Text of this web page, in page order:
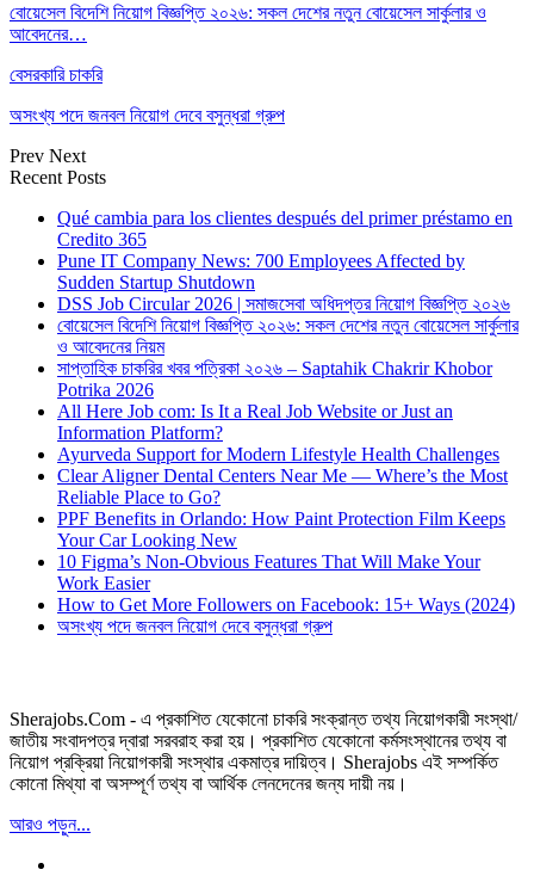
বোয়েসেল বিদেশি নিয়োগ বিজ্ঞপ্তি ২০২৬: সকল দেশের নতুন বোয়েসেল সার্কুলার ও
আবেদনের…
বেসরকারি চাকরি
অসংখ্য পদে জনবল নিয়োগ দেবে বসুন্ধরা গ্রুপ
Prev Next
Recent Posts
Qué cambia para los clientes después del primer préstamo en
Credito 365
Pune IT Company News: 700 Employees Affected by
Sudden Startup Shutdown
DSS Job Circular 2026 | সমাজসেবা অধিদপ্তর নিয়োগ বিজ্ঞপ্তি ২০২৬
বোয়েসেল বিদেশি নিয়োগ বিজ্ঞপ্তি ২০২৬: সকল দেশের নতুন বোয়েসেল সার্কুলার
ও আবেদনের নিয়ম
সাপ্তাহিক চাকরির খবর পত্রিকা ২০২৬ – Saptahik Chakrir Khobor
Potrika 2026
All Here Job com: Is It a Real Job Website or Just an
Information Platform?
Ayurveda Support for Modern Lifestyle Health Challenges
Clear Aligner Dental Centers Near Me — Where’s the Most
Reliable Place to Go?
PPF Benefits in Orlando: How Paint Protection Film Keeps
Your Car Looking New
10 Figma’s Non-Obvious Features That Will Make Your
Work Easier
How to Get More Followers on Facebook: 15+ Ways (2024)
অসংখ্য পদে জনবল নিয়োগ দেবে বসুন্ধরা গ্রুপ
Sherajobs.Com - এ প্রকাশিত যেকোনো চাকরি সংক্রান্ত তথ্য নিয়োগকারী সংস্থা/
জাতীয় সংবাদপত্র দ্বারা সরবরাহ করা হয়। প্রকাশিত যেকোনো কর্মসংস্থানের তথ্য বা
নিয়োগ প্রক্রিয়া নিয়োগকারী সংস্থার একমাত্র দায়িত্ব। Sherajobs এই সম্পর্কিত
কোনো মিথ্যা বা অসম্পূর্ণ তথ্য বা আর্থিক লেনদেনের জন্য দায়ী নয়।
আরও পড়ুন...